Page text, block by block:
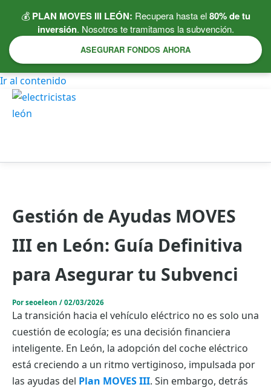
💰 PLAN MOVES III LEÓN: Recupera hasta el80% de tu
inversión. Nosotros te tramitamos la subvención.
ASEGURAR FONDOS AHORA
Ir al contenido
Gestión de Ayudas MOVES
III en León: Guía Definitiva
para Asegurar tu Subvenci
Por seoeleon / 02/03/2026
La transición hacia el vehículo eléctrico no es solo una
cuestión de ecología; es una decisión financiera
inteligente. En León, la adopción del coche eléctrico
está creciendo a un ritmo vertiginoso, impulsada por
las ayudas del Plan MOVES III. Sin embargo, detrás